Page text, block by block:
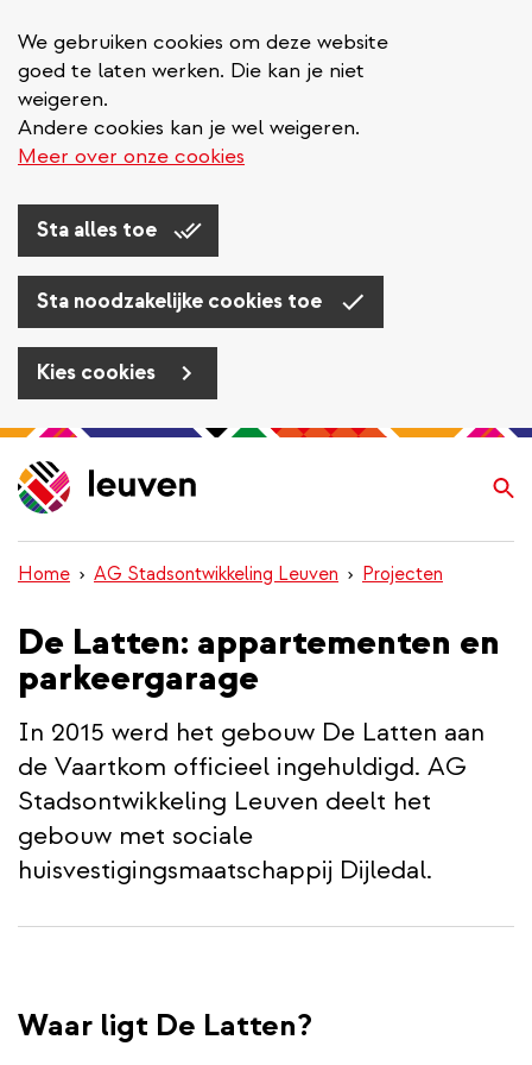
We gebruiken cookies om deze website
goed te laten werken. Die kan je niet
weigeren.
Andere cookies kan je wel weigeren.
Meer over onze cookies
Sta alles toe
Sta noodzakelijke cookies toe
Kies cookies
Overslaan
en
naar
inhoud
gaan
Home AG Stadsontwikkeling Leuven Projecten
De Latten: appartementen en
parkeergarage
In 2015 werd het gebouw De Latten aan
de Vaartkom officieel ingehuldigd. AG
Stadsontwikkeling Leuven deelt het
gebouw met sociale
huisvestigingsmaatschappij Dijledal.
Waar ligt De Latten?